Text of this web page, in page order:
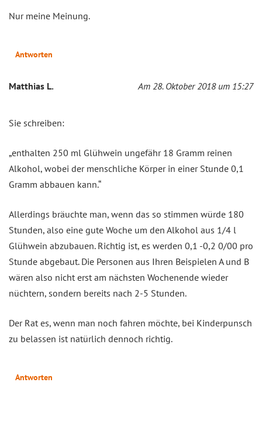
Nur meine Meinung.
Antworten
Matthias L. Am 28. Oktober 2018 um 15:27
Sie schreiben:
„enthalten 250 ml Glühwein ungefähr 18 Gramm reinen
Alkohol, wobei der menschliche Körper in einer Stunde 0,1
Gramm abbauen kann.“
Allerdings bräuchte man, wenn das so stimmen würde 180
Stunden, also eine gute Woche um den Alkohol aus 1/4 l
Glühwein abzubauen. Richtig ist, es werden 0,1 -0,2 0/00 pro
Stunde abgebaut. Die Personen aus Ihren Beispielen A und B
wären also nicht erst am nächsten Wochenende wieder
nüchtern, sondern bereits nach 2-5 Stunden.
Der Rat es, wenn man noch fahren möchte, bei Kinderpunsch
zu belassen ist natürlich dennoch richtig.
Antworten